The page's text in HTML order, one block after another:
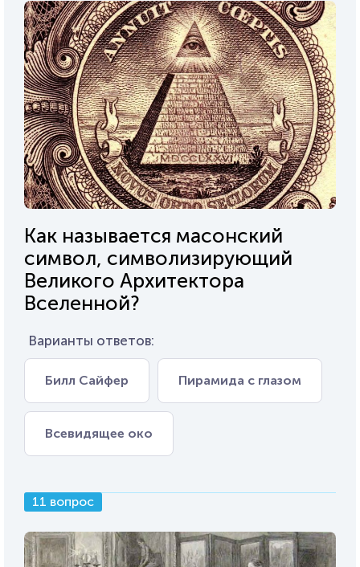
Как называется масонский
символ, символизирующий
Великого Архитектора
Вселенной?
Варианты ответов:
Билл Сайфер Пирамида с глазом
Всевидящее око
11 вопрос